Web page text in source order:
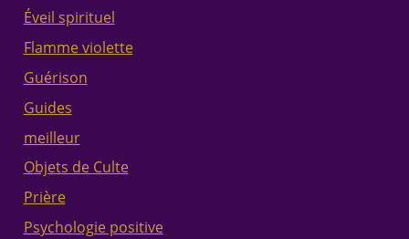
Éveil spirituel
Flamme violette
Guérison
Guides
meilleur
Objets de Culte
Prière
Psychologie positive